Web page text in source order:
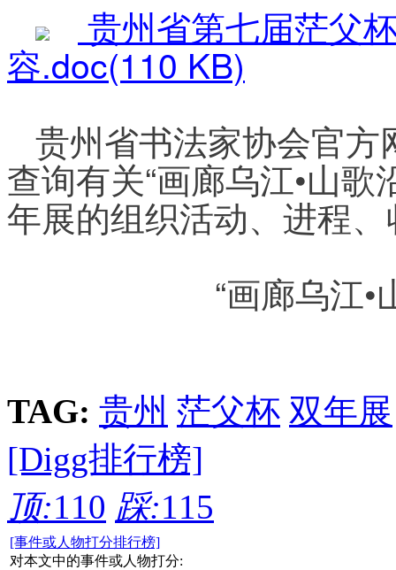
贵州省第七届茫父
容.doc(110 KB)
贵州省书法家协会官
查询有关“画廊乌江•山歌
年展的组织活动、进程
“画廊乌江•
TAG: 贵州 茫父杯 双年展
[Digg排行榜]
顶:110 踩:115
[事件或人物打分排行榜]
对本文中的事件或人物打分: